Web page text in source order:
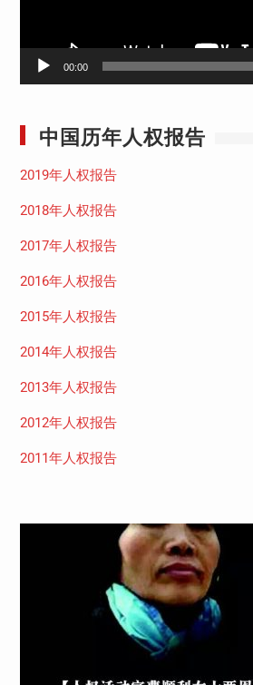
00:00
中国历年人权报告
2019年人权报告
2018年人权报告
2017年人权报告
2016年人权报告
2015年人权报告
2014年人权报告
2013年人权报告
2012年人权报告
2011年人权报告